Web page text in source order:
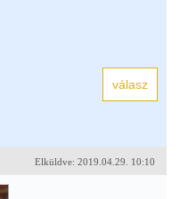
Elküldve: 2019.04.29. 10:10